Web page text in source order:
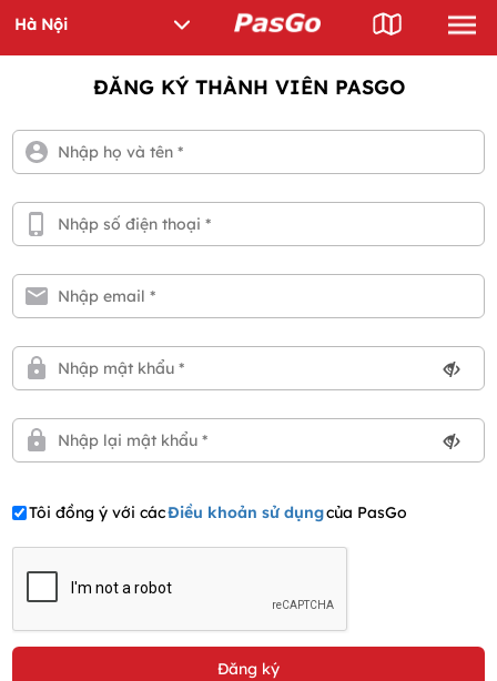
ĐĂNG KÝ THÀNH VIÊN PASGO
Tôi đồng ý với cácĐiều khoản sử dụngcủa PasGo